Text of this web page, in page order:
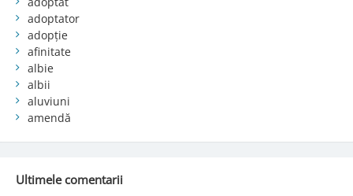
adoptator
adopție
afinitate
albie
albii
aluviuni
amendă
Ultimele comentarii